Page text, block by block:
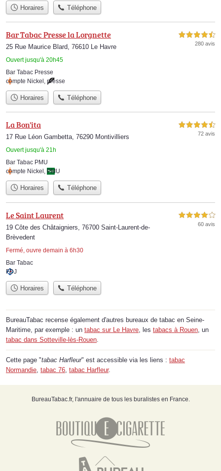
Horaires Téléphone
Bar Tabac Presse la Lorgnette
25 Rue Maurice Blard, 76610 Le Havre
Ouvert jusqu'à 20h45
4,5 étoiles sur 5
280 avis
Bar Tabac Presse
compte Nickel, presse
Horaires Téléphone
La Bon'ita
17 Rue Léon Gambetta, 76290 Montivilliers
Ouvert jusqu'à 21h
4,5 étoiles sur 5
72 avis
Bar Tabac PMU
compte Nickel , PMU
Horaires Téléphone
Le Saint Laurent
19 Côte des Châtaigniers, 76700 Saint-Laurent-de-
Brèvedent
Fermé, ouvre demain à 6h30
4,0 étoiles sur 5
60 avis
Bar Tabac
FDJ
Horaires Téléphone
BureauTabac recense également d'autres bureaux de tabac en Seine-
Maritime, par exemple : un tabac sur Le Havre, les tabacs à Rouen, un
tabac dans Sotteville-lès-Rouen.
Cette page "tabac Harfleur" est accessible via les liens : tabac
Normandie, tabac 76, tabac Harfleur.
BureauTabac.fr, l'annuaire de tous les buralistes en France.